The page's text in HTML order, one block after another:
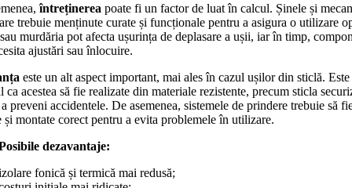
întreținerea poate fi un factor de luat în calcul. Șinele și
trebuie menținute curate și funcționale pentru a asigura o utilizare
murdăria pot afecta ușurința de deplasare a ușii, iar în timp,
ajustări sau înlocuire.
este un alt aspect important, mai ales în cazul ușilor din sticlă. Este
ca acestea să fie realizate din materiale rezistente, precum sticla
preveni accidentele. De asemenea, sistemele de prindere trebuie să
și montate corect pentru a evita problemele în utilizare.
dezavantaje:
fonică și termică mai redusă;